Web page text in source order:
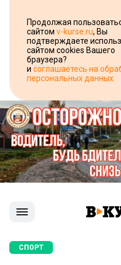
Продолжая
сайтом v-kurse.ru, Вы
подтверждаете
сайтом cookies Вашего
браузера?
и соглашаетесь на
персональных данных
СПОРТ